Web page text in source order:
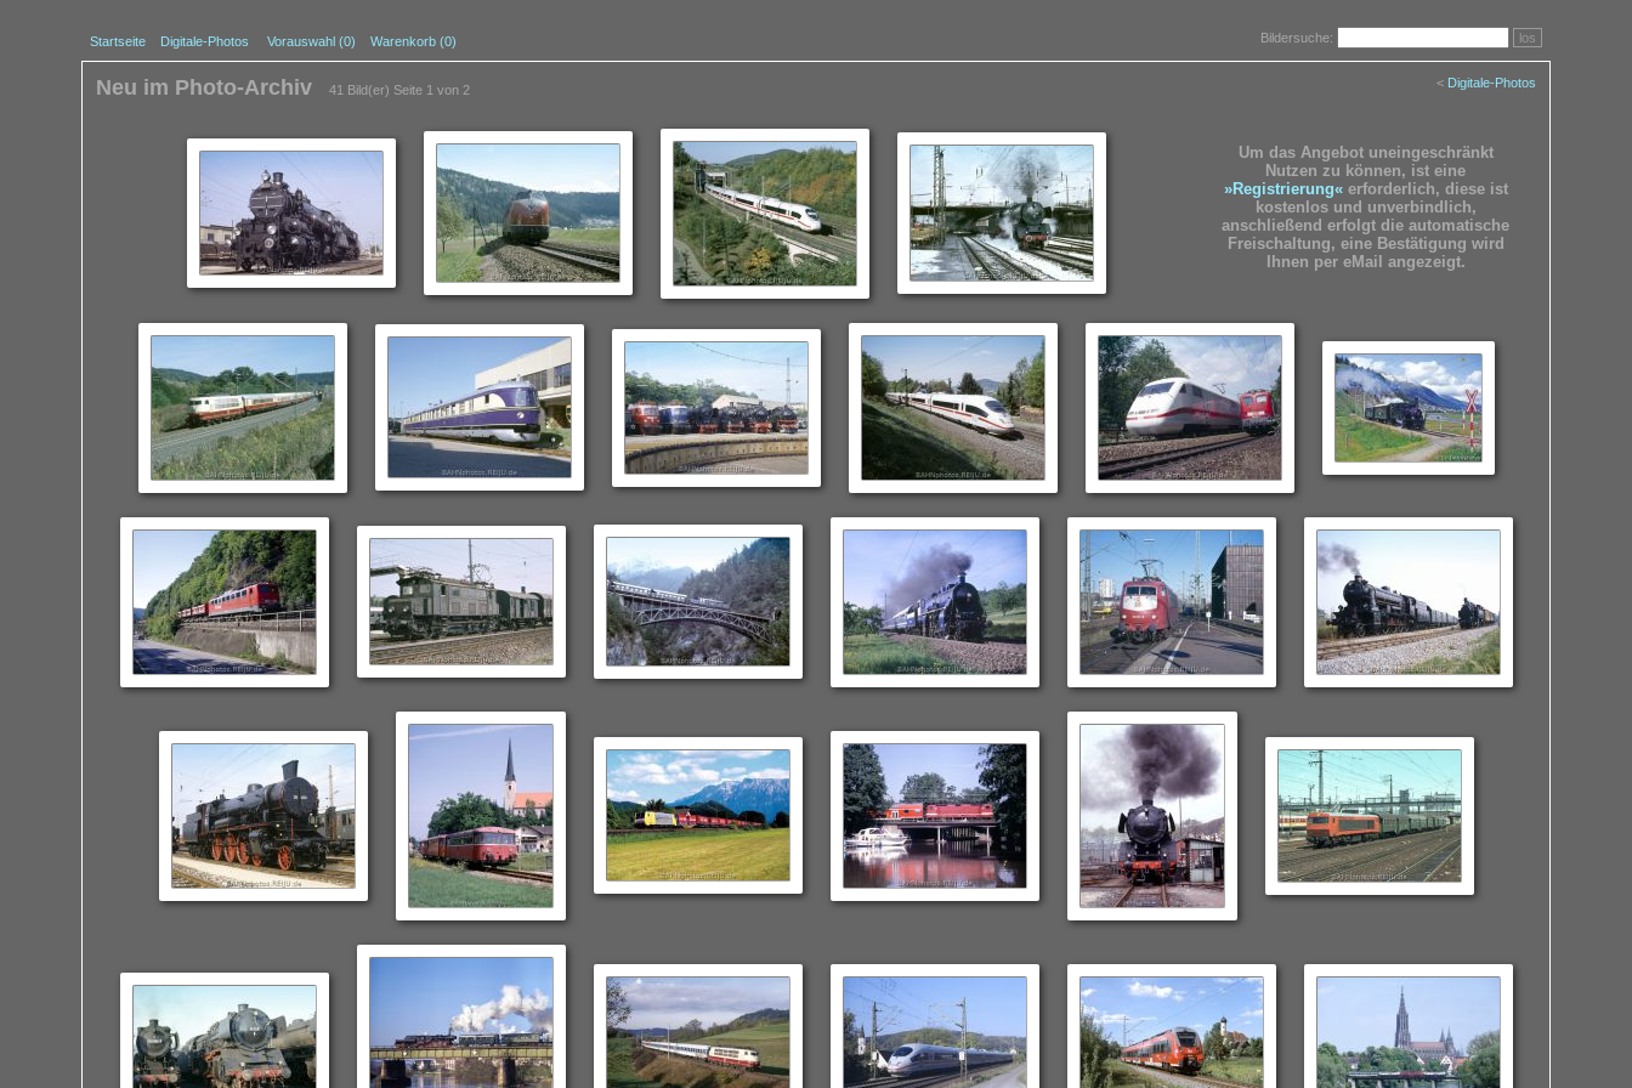
Startseite Digitale-Photos Vorauswahl (0) Warenkorb (0) Bildersuche: los
Neu im Photo-Archiv 41 Bild(er) Seite 1 von 2 < Digitale-Photos
Um das Angebot uneingeschränkt
Nutzen zu können, ist eine
»Registrierung«erforderlich, diese ist
kostenlos und unverbindlich,
anschließend erfolgt die automatische
Freischaltung, eine Bestätigung wird
Ihnen per eMail angezeigt.